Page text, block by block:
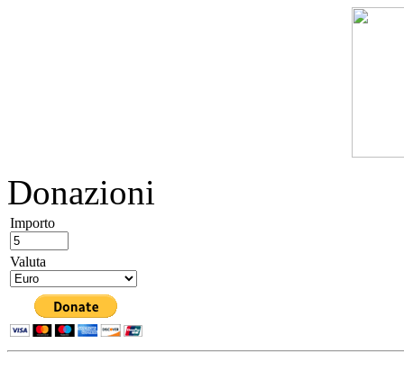
Donazioni
Importo
Valuta